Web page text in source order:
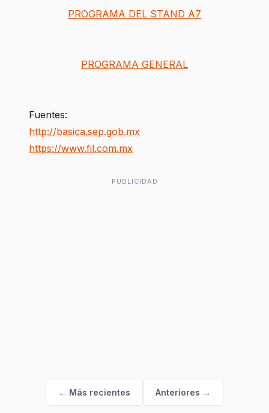
PROGRAMA DEL STAND A7
PROGRAMA GENERAL
Fuentes:
http://basica.sep.gob.mx
https://www.fil.com.mx
PUBLICIDAD
← Más recientes Anteriores →